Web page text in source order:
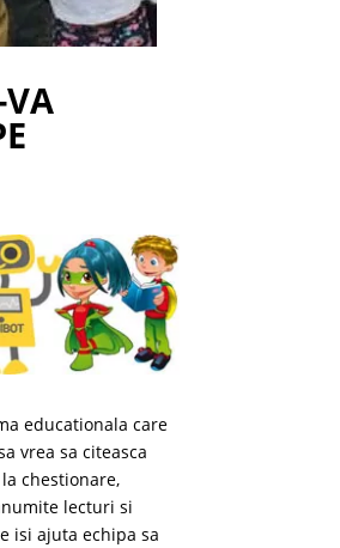
educationala care
vrea sa citeasca
chestionare,
lecturi si
isi ajuta echipa sa